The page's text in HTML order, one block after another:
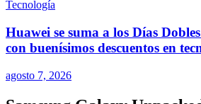
Huawei se suma a los Días
con buenísimos descuentos en